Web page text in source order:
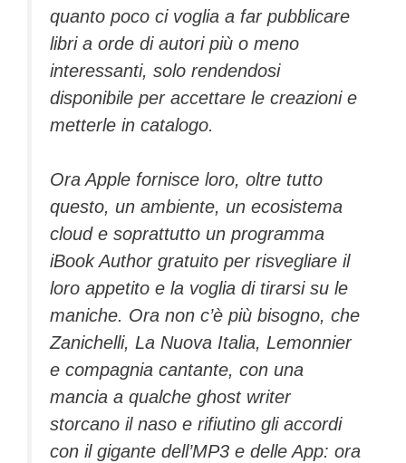
quanto poco ci voglia a far pubblicare
libri a orde di autori più o meno
interessanti, solo rendendosi
disponibile per accettare le creazioni e
metterle in catalogo.
Ora Apple fornisce loro, oltre tutto
questo, un ambiente, un ecosistema
cloud e soprattutto un programma
iBook Author gratuito per risvegliare il
loro appetito e la voglia di tirarsi su le
maniche. Ora non c’è più bisogno, che
Zanichelli, La Nuova Italia, Lemonnier
e compagnia cantante, con una
mancia a qualche ghost writer
storcano il naso e rifiutino gli accordi
con il gigante dell’MP3 e delle App: ora